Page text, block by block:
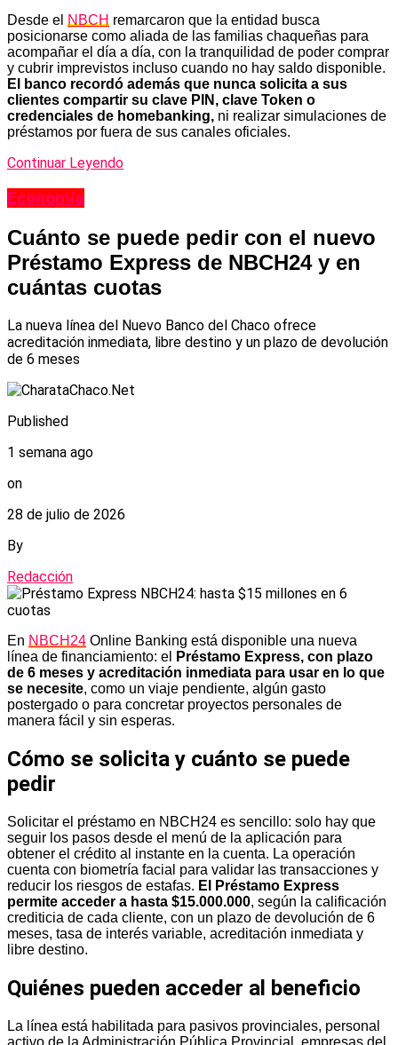
Desde el NBCH remarcaron que la entidad busca
posicionarse como aliada de las familias chaqueñas para
acompañar el día a día, con la tranquilidad de poder comprar
y cubrir imprevistos incluso cuando no hay saldo disponible.
El banco recordó además que nunca solicita a sus
clientes compartir su clave PIN, clave Token o
credenciales de homebanking, ni realizar simulaciones de
préstamos por fuera de sus canales oficiales.
Continuar Leyendo
Economía
Cuánto se puede pedir con el nuevo
Préstamo Express de NBCH24 y en
cuántas cuotas
La nueva línea del Nuevo Banco del Chaco ofrece
acreditación inmediata, libre destino y un plazo de devolución
de 6 meses
Published
1 semana ago
on
28 de julio de 2026
By
Redacción
En NBCH24 Online Banking está disponible una nueva
línea de financiamiento: el
Préstamo Express, con plazo
de 6 meses y acreditación inmediata para usar en lo que
se necesite, como un viaje pendiente, algún gasto
postergado o para concretar proyectos personales de
manera fácil y sin esperas.
Cómo se solicita y cuánto se puede
pedir
Solicitar el préstamo en NBCH24 es sencillo: solo hay que
seguir los pasos desde el menú de la aplicación para
obtener el crédito al instante en la cuenta. La operación
cuenta con biometría facial para validar las transacciones y
reducir los riesgos de estafas. El Préstamo Express
permite acceder a hasta $15.000.000, según la calificación
crediticia de cada cliente, con un plazo de devolución de 6
meses, tasa de interés variable, acreditación inmediata y
libre destino.
Quiénes pueden acceder al beneficio
La línea está habilitada para pasivos provinciales, personal
activo de la Administración Pública Provincial, empresas del